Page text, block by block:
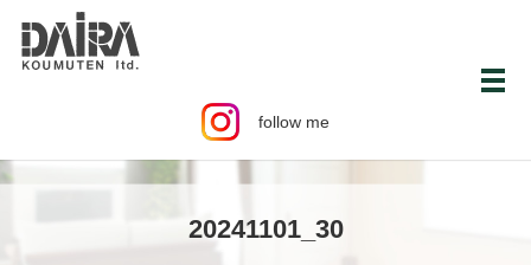
follow me
メ
20241101_30